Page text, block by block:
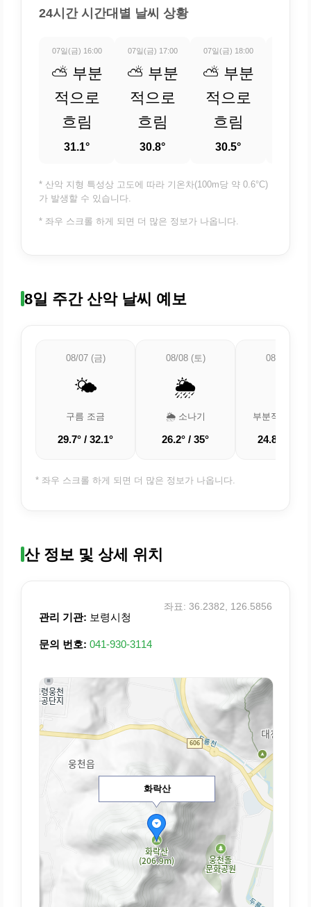
24시간 시간대별 날씨 상황
07일(금) 16:00
⛅ 부분
적으로
흐림
31.1°
07일(금) 17:00
⛅ 부분
적으로
흐림
30.8°
07일(금) 18:00
⛅ 부분
적으로
흐림
30.5°
* 산악 지형 특성상 고도에 따라 기온차(100m당 약 0.6°C)
가 발생할 수 있습니다.
* 좌우 스크롤 하게 되면 더 많은 정보가 나옵니다.
8일 주간 산악 날씨 예보
08/07 (금)
🌤️
구름 조금
29.7° / 32.1°
08/08 (토)
🌦️
🌦️ 소나기
26.2° / 35°
08/09 (일)
부분적으로 흐
24.8° /
* 좌우 스크롤 하게 되면 더 많은 정보가 나옵니다.
산 정보 및 상세 위치
관리 기관: 보령시청
문의 번호: 041-930-3114
좌표: 36.2382, 126.5856
화락산